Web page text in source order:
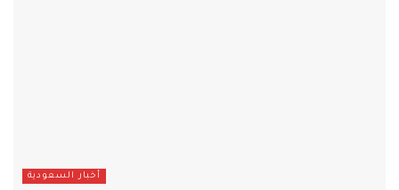
أخبار السعودية